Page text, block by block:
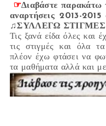
☞Διαβάστε παρακάτω
αναρτήσεις 2013-
♫ΣΥΛΛΕΓΩ
Τις ξανά είδα όλες και
τις στιγμές και όλα
πλέον έχω φτάσει να
τα μαθήματα αλλά και